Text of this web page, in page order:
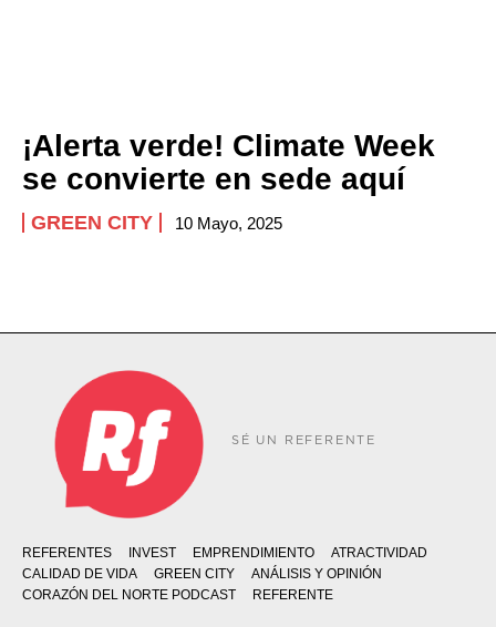
¡Alerta verde! Climate Week
se convierte en sede aquí
GREEN CITY 10 Mayo, 2025
SÉ UN REFERENTE
REFERENTES INVEST EMPRENDIMIENTO
ATRACTIVIDAD
CALIDAD DE VIDA
GREEN CITY
ANÁLISIS Y OPINIÓN
CORAZÓN DEL NORTE PODCAST
REFERENTE